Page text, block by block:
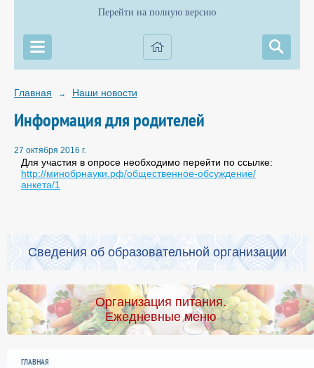
Перейти на полную версию
Главная → Наши новости
Информация для родителей
27 октября 2016 г.
Для участия в опросе необходимо перейти по ссылке:
http://минобрнауки.рф/общественное-обсуждение/
анкета/1
Сведения об образовательной организации
Организация питания.
Ежедневные меню
ГЛАВНАЯ